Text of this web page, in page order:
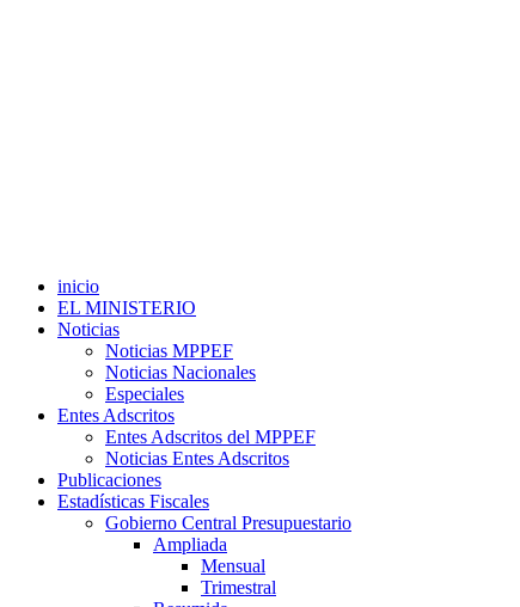
inicio
EL MINISTERIO
Noticias
Noticias MPPEF
Noticias Nacionales
Especiales
Entes Adscritos
Entes Adscritos del MPPEF
Noticias Entes Adscritos
Publicaciones
Estadísticas Fiscales
Gobierno Central Presupuestario
Ampliada
Mensual
Trimestral